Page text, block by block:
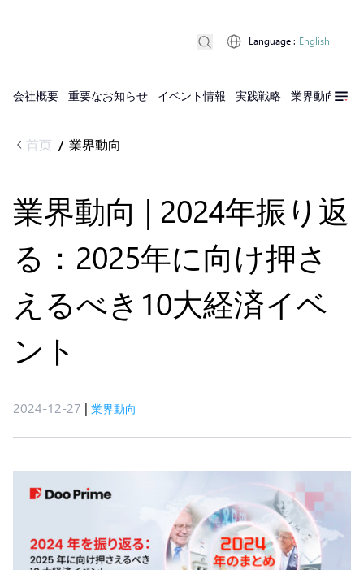
会社概要 重要なお知らせ イベント情報 実践戦略 業界動向 実
Language : English
首页 / 業界動向
業界動向 | 2024年振り返
る：2025年に向け押さ
えるべき10大経済イベ
ント
2024-12-27 | 業界動向